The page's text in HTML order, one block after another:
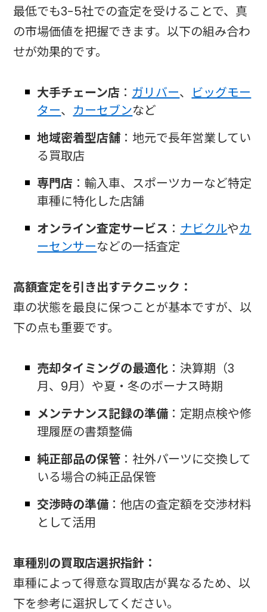
最低でも3-5社での査定を受けることで、真
の市場価値を把握できます。以下の組み合わ
せが効果的です。
大手チェーン店 ： ガリバー、
ビッグモー
ター、 カーセブンなど
地域密着型店舗 ：地元で長年営業してい
る買取店
専門店 ：輸入車、スポーツカーなど特定
車種に特化した店舗
オンライン査定サービス ： ナビクルやカ
ーセンサーなどの一括査定
高額査定を引き出すテクニック：
車の状態を最良に保つことが基本ですが、以
下の点も重要です。
売却タイミングの最適化 ：決算期（3
月、9月）や夏・冬のボーナス時期
メンテナンス記録の準備 ：定期点検や修
理履歴の書類整備
純正部品の保管 ：社外パーツに交換して
いる場合の純正品保管
交渉時の準備 ：他店の査定額を交渉材料
として活用
車種別の買取店選択指針：
車種によって得意な買取店が異なるため、以
下を参考に選択してください。